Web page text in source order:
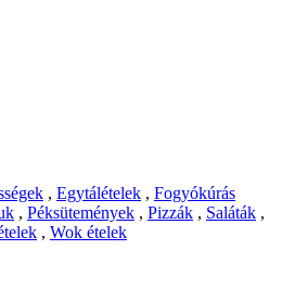
, Egytálételek , Fogyókúrás
, Péksütemények , Pizzák , Saláták ,
, Wok ételek